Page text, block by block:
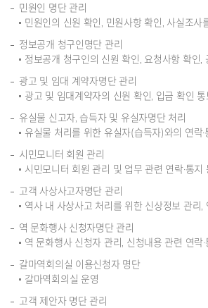
민원인 명단 관리
민원인의 신원 확인, 민원사항 확인, 사실조사
정보공개 청구인명단 관리
정보공개 청구인의 신원 확인, 요청사항 확인,
광고 및 임대 계약자명단 관리
광고 및 임대계약자의 신원 확인, 입금 확인 통
유실물 신고자, 습득자 및 유실자명단 처리
유실물 처리를 위한 유실자(습득자)와의 연락
시민모니터 회원 관리
시민모니터 회원 관리 및 업무 관련 연락·통지
고객 사상사고자명단 관리
역사 내 사상사고 처리를 위한 신상정보 관리,
역 문화행사 신청자명단 관리
역 문화행사 신청자 관리, 신청내용 관련 연락·
갈마역회의실 이용신청자 명단
갈마역회의실 운영
고객 제안자 명단 관리